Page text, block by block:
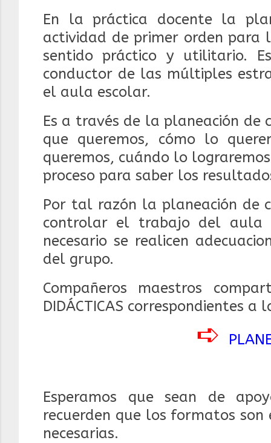
En la práctica docente la
actividad de primer orden para
sentido práctico y utilitario.
conductor de las múltiples
el aula escolar.
Es a través de la planeación de
que queremos, cómo lo
queremos, cuándo lo
proceso para saber los
Por tal razón la planeación de
controlar el trabajo del aula
necesario se realicen
del grupo.
Compañeros maestros
DIDÁCTICAS correspondientes a
➪
Esperamos que sean de
recuerden que los formatos
necesarias.